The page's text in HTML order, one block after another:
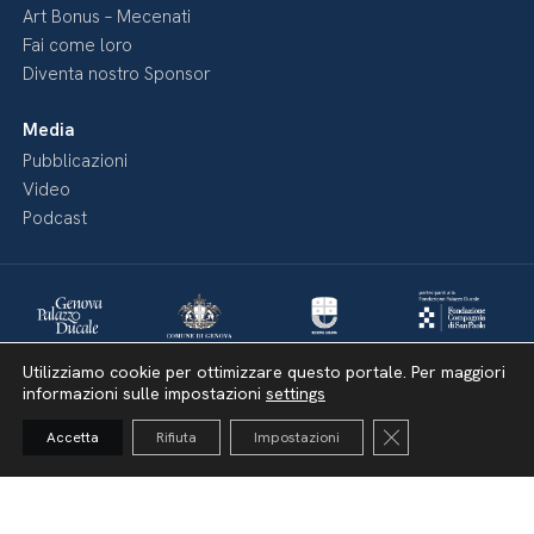
Art Bonus – Mecenati
Fai come loro
Diventa nostro Sponsor
Media
Pubblicazioni
Video
Podcast
Utilizziamo cookie per ottimizzare questo portale. Per maggiori
informazioni sulle impostazioni settings
Accetta Rifiuta Impostazioni Close GDPR